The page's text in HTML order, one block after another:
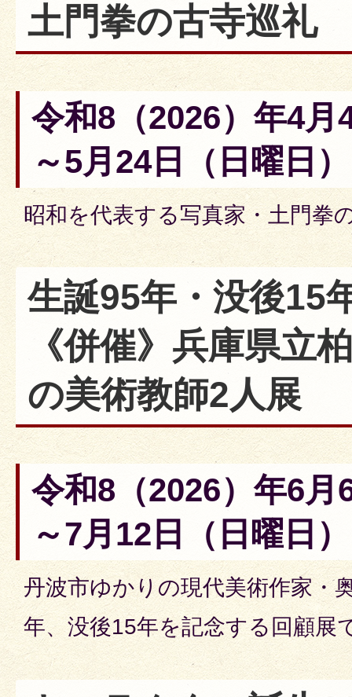
土門拳の古寺巡礼
令和8（2026）年4月
～5月24日（日曜日）​
昭和を代表する写真家・土門拳
生誕95年・没後15
《併催》兵庫県立
の美術教師2人展
令和8（2026）年6月
～7月12日（日曜日）​
丹波市ゆかりの現代美術作家・
年、没後15年を記念する回顧展